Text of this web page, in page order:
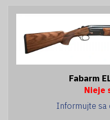
Fabarm
Nieje
Informujte sa